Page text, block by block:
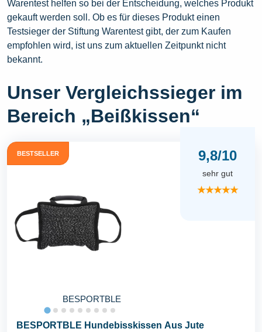
Warentest helfen so bei der Entscheidung, welches Produkt
gekauft werden soll. Ob es für dieses Produkt einen
Testsieger der Stiftung Warentest gibt, der zum Kaufen
empfohlen wird, ist uns zum aktuellen Zeitpunkt nicht
bekannt.
Unser Vergleichssieger im
Bereich „Beißkissen“
BESTSELLER
BESPORTBLE
9,8/10
sehr gut
★★★★★
BESPORTBLE Hundebisskissen Aus Jute